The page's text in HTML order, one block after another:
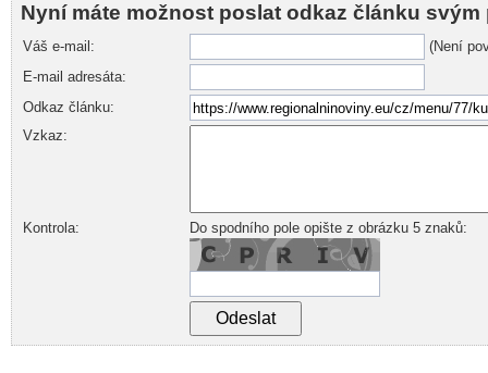
Nyní máte možnost poslat odkaz článku svým
Váš e-mail:
(Není
E-mail adresáta:
Odkaz článku:
Vzkaz:
Kontrola: Do spodního pole opište z obrázku 5 znaků: